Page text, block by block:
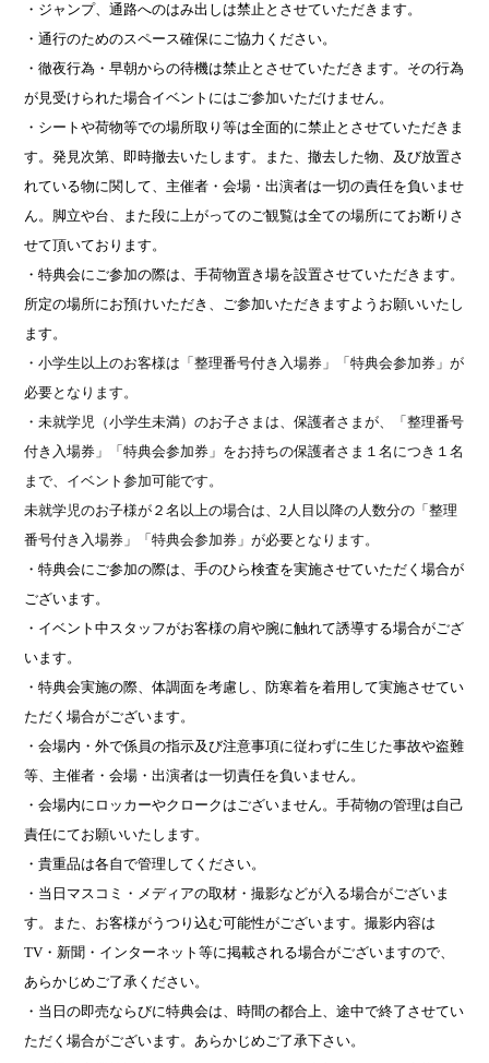
・ジャンプ、通路へのはみ出しは禁止とさせていただきます。
・通行のためのスペース確保にご協力ください。
・徹夜行為・早朝からの待機は禁止とさせていただきます。その行為
が見受けられた場合イベントにはご参加いただけません。
・シートや荷物等での場所取り等は全面的に禁止とさせていただきま
す。発見次第、即時撤去いたします。また、撤去した物、及び放置さ
れている物に関して、主催者・会場・出演者は一切の責任を負いませ
ん。脚立や台、また段に上がってのご観覧は全ての場所にてお断りさ
せて頂いております。
・特典会にご参加の際は、手荷物置き場を設置させていただきます。
所定の場所にお預けいただき、ご参加いただきますようお願いいたし
ます。
・小学生以上のお客様は「整理番号付き入場券」「特典会参加券」が
必要となります。
・未就学児（小学生未満）のお子さまは、保護者さまが、「整理番号
付き入場券」「特典会参加券」をお持ちの保護者さま１名につき１名
まで、イベント参加可能です。
未就学児のお子様が２名以上の場合は、2 人目以降の人数分の「整理
番号付き入場券」「特典会参加券」が必要となります。
・特典会にご参加の際は、手のひら検査を実施させていただく場合が
ございます。
・イベント中スタッフがお客様の肩や腕に触れて誘導する場合がござ
います。
・特典会実施の際、体調面を考慮し、防寒着を着用して実施させてい
ただく場合がございます。
・会場内・外で係員の指示及び注意事項に従わずに生じた事故や盗難
等、主催者・会場・出演者は一切責任を負いません。
・会場内にロッカーやクロークはございません。手荷物の管理は自己
責任にてお願いいたします。
・貴重品は各自で管理してください。
・当日マスコミ・メディアの取材・撮影などが入る場合がございま
す。また、お客様がうつり込む可能性がございます。撮影内容は
TV ・新聞・インターネット等に掲載される場合がございますので、
あらかじめご了承ください。
・当日の即売ならびに特典会は、時間の都合上、途中で終了させてい
ただく場合がございます。あらかじめご了承下さい。